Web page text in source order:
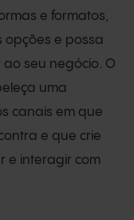
e formatos,
opções e possa
seu negócio. O
uma
canais em que
e que crie
e interagir com